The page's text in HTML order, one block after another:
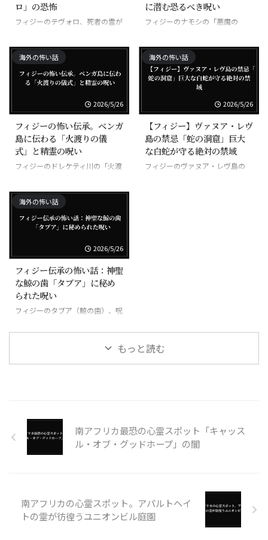
ロ」の恐怖
フィジーのテヴォロ、死者の霊が
に潜む恐るべき呪い
フィジーのナモシの「悪魔の
る呪われた岩
海外の怖い話
2026/5/26
フィジーの怖い伝承。ベンガ
島に伝わる「火渡りの儀
式」と精霊の呪い
フィジーのドレケティ川の「火渡
く超自然の力
海外の怖い話
2026/5/26
【フィジー】ヴァヌア・レヴ
島の禁忌「蛇の洞窟」巨大
な白蛇が守る絶対の禁域
フィジーのヴァヌア・レヴ島の
海外の怖い話
2026/5/26
フィジー伝承の怖い話：神聖
な鯨の歯「タブア」に秘め
られた呪い
フィジーのタブア（鯨の歯）、呪
もっと読む
南アフリカ最恐の心霊スポット「キャッス
ル・オブ・グッドホープ」の闇
南アフリカの心霊スポット。アパルトヘイ
トの霊が彷徨うユニオンビル庭園